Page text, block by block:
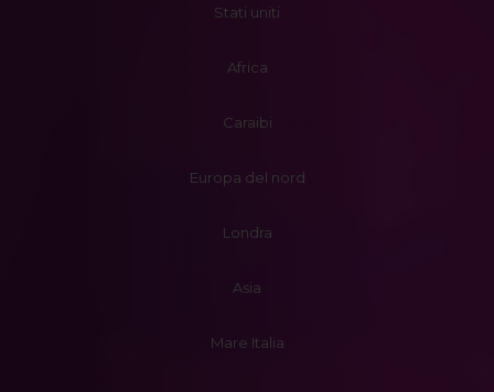
Stati uniti
Africa
Caraibi
Europa del nord
Londra
Asia
Mare Italia